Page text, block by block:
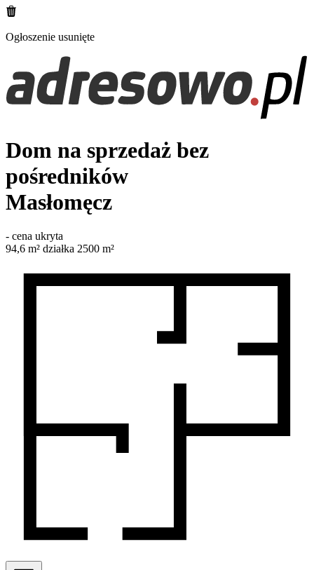
Ogłoszenie usunięte
Dom na sprzedaż bez
pośredników
Masłomęcz
- cena ukryta
94,6 m² działka 2500 m²